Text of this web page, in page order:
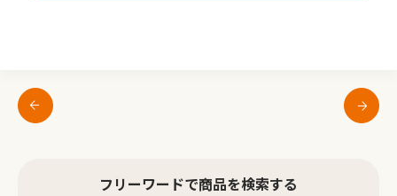
フリーワードで商品を検索する